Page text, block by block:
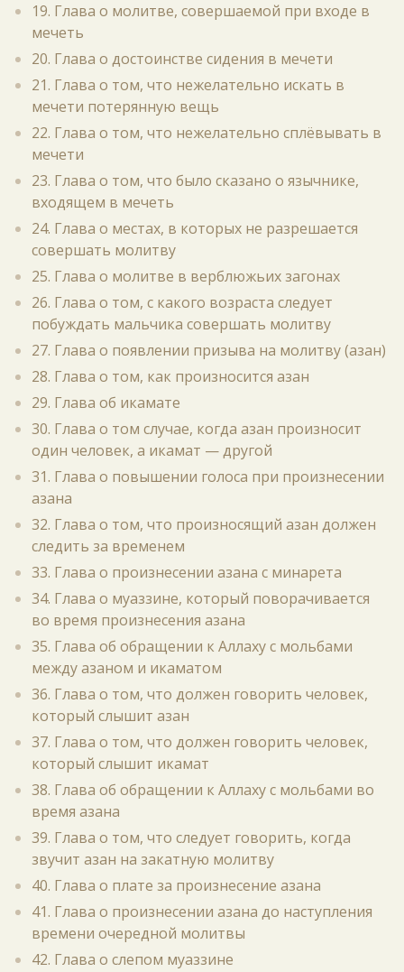
19. Глава о молитве, совершаемой при входе в
мечеть
20. Глава о достоинстве сидения в мечети
21. Глава о том, что нежелательно искать в
мечети потерянную вещь
22. Глава о том, что нежелательно сплёвывать в
мечети
23. Глава о том, что было сказано о язычнике,
входящем в мечеть
24. Глава о местах, в которых не разрешается
совершать молитву
25. Глава о молитве в верблюжьих загонах
26. Глава о том, с какого возраста следует
побуждать мальчика совершать молитву
27. Глава о появлении призыва на молитву (азан)
28. Глава о том, как произносится азан
29. Глава об икамате
30. Глава о том случае, когда азан произносит
один человек, а икамат — другой
31. Глава о повышении голоса при произнесении
азана
32. Глава о том, что произносящий азан должен
следить за временем
33. Глава о произнесении азана с минарета
34. Глава о муаззине, который поворачивается
во время произнесения азана
35. Глава об обращении к Аллаху с мольбами
между азаном и икаматом
36. Глава о том, что должен говорить человек,
который слышит азан
37. Глава о том, что должен говорить человек,
который слышит икамат
38. Глава об обращении к Аллаху с мольбами во
время азана
39. Глава о том, что следует говорить, когда
звучит азан на закатную молитву
40. Глава о плате за произнесение азана
41. Глава о произнесении азана до наступления
времени очередной молитвы
42. Глава о слепом муаззине